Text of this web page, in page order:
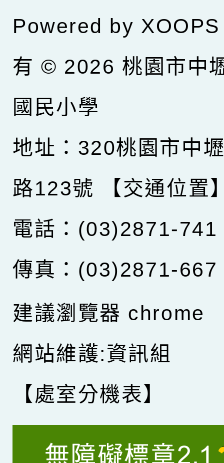
Powered by XOOPS
有 © 2026 桃園市中
國民小學
地址：320桃園市中
路123號
【交通位置
電話：(03)2871-741
傳真：(03)2871-667
建議瀏覽器 chrome
網站維護:資訊組
【處室分機表】